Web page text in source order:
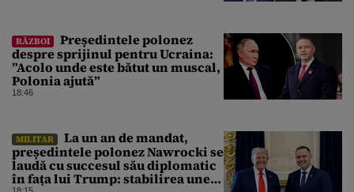
RĂZBOI
Președintele polonez
despre sprijinul pentru Ucraina:
”Acolo unde este bătut un muscal,
Polonia ajută”
18:46
MILITAR
La un an de mandat,
președintele polonez Nawrocki se
laudă cu succesul său diplomatic
în fața lui Trump: stabilirea unei